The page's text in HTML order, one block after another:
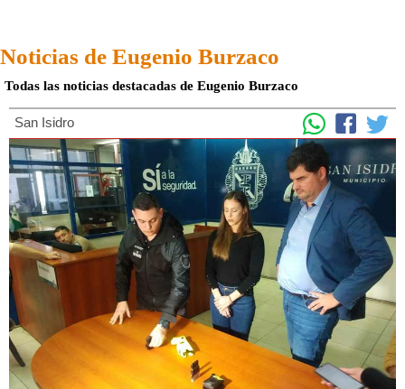
Noticias de Eugenio Burzaco
Todas las noticias destacadas de Eugenio Burzaco
San Isidro